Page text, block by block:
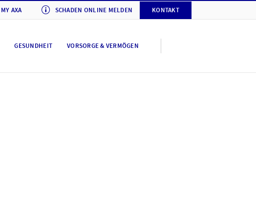
MY AXA SCHADEN ONLINE MELDEN KONTAKT
GESUNDHEIT VORSORGE & VERMÖGEN